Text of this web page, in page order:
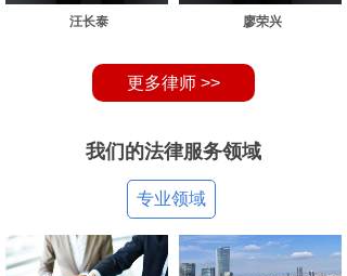
更多律师 >>
汪长泰 廖荣兴
我们的法律服务领域
专业领域